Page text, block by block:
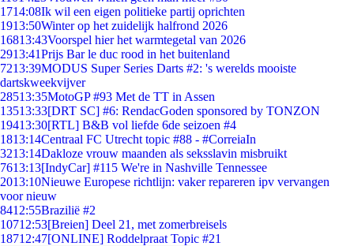
1714:08Ik wil een eigen politieke partij oprichten
1913:50Winter op het zuidelijk halfrond 2026
16813:43Voorspel hier het warmtegetal van 2026
2913:41Prijs Bar le duc rood in het buitenland
7213:39MODUS Super Series Darts #2: 's werelds mooiste
dartskweekvijver
28513:35MotoGP #93 Met de TT in Assen
13513:33[DRT SC] #6: RendacGoden sponsored by TONZON
19413:30[RTL] B&B vol liefde 6de seizoen #4
1813:14Centraal FC Utrecht topic #88 - #CorreiaIn
3213:14Dakloze vrouw maanden als seksslavin misbruikt
7613:13[IndyCar] #115 We're in Nashville Tennessee
2013:10Nieuwe Europese richtlijn: vaker repareren ipv vervangen
voor nieuw
8412:55Brazilië #2
10712:53[Breien] Deel 21, met zomerbreisels
18712:47[ONLINE] Roddelpraat Topic #21